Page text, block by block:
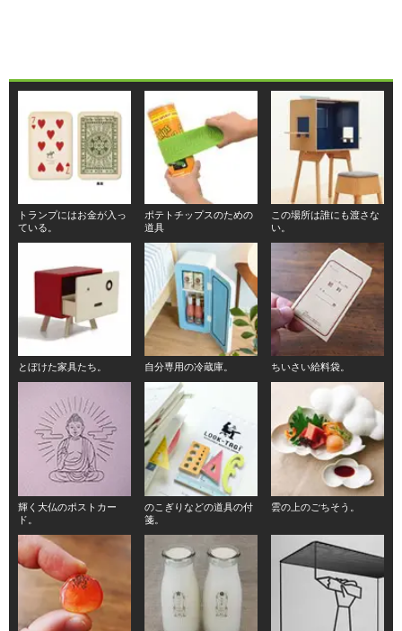
トランプにはお金が入っ
ている。
ポテトチップスのための
道具
この場所は誰にも渡さな
い。
とぼけた家具たち。 自分専用の冷蔵庫。 ちいさい給料袋。
輝く大仏のポストカー
ド。
のこぎりなどの道具の付
箋。
雲の上のごちそう。